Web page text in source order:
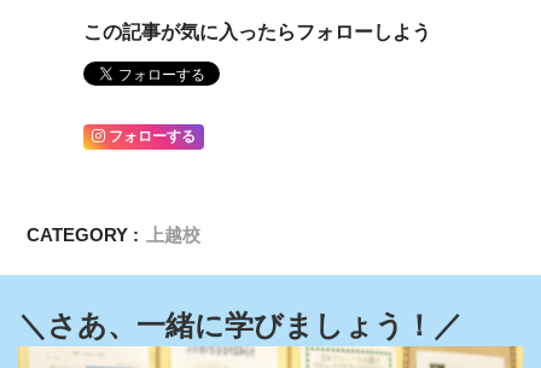
この記事が気に入ったらフォローしよう
フォローする
CATEGORY : 上越校
＼さあ、一緒に学びましょう！／